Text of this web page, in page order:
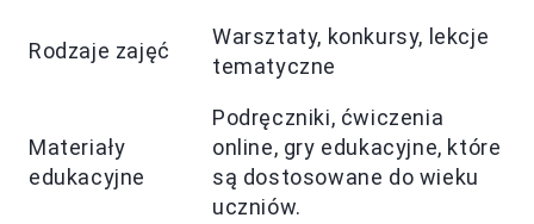
Rodzaje zajęć
Warsztaty, konkursy, lekcje
tematyczne
Materiały
edukacyjne
Podręczniki, ćwiczenia
online, gry edukacyjne, które
są dostosowane do wieku
uczniów.